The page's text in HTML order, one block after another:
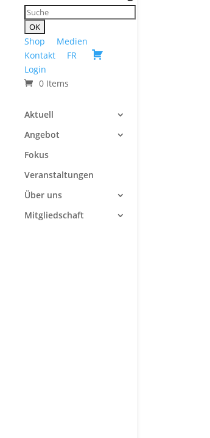
Shop
Medien
Kontakt
FR
Login
0 Items
Aktuell
Angebot
Fokus
Veranstaltungen
Über uns
Mitgliedschaft